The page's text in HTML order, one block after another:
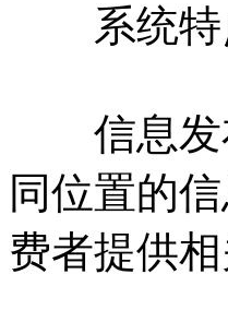
系统特
信息发布
同位置的
费者提供相